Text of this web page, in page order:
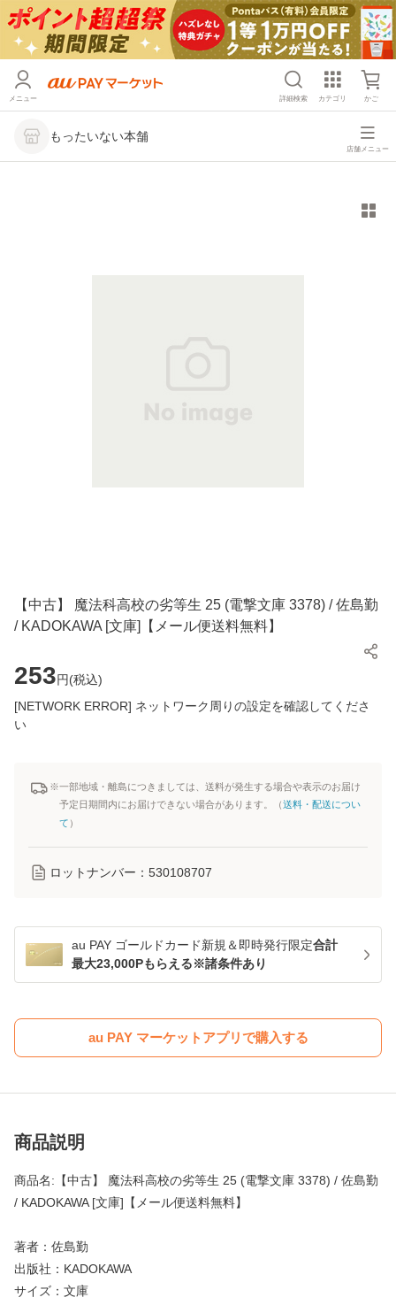
メニュー 詳細検索 カテゴリ かご
もったいない本舗
店舗メニュー
【中古】 魔法科高校の劣等生 25 (電撃文庫 3378) / 佐島勤
/ KADOKAWA [文庫]【メール便送料無料】
253円(税込)
[NETWORK ERROR] ネットワーク周りの設定を確認してくださ
い
※一部地域・離島につきましては、送料が発生する場合や表示のお届け
予定日期間内にお届けできない場合があります。（送料・配送につい
て ）
ロットナンバー： 530108707
au PAY ゴールドカード新規＆即時発行限定合計
最大23,000Pもらえる※諸条件あり
au PAY マーケットアプリで購入する
商品説明
商品名:【中古】 魔法科高校の劣等生 25 (電撃文庫 3378) / 佐島勤
/ KADOKAWA [文庫]【メール便送料無料】
著者：佐島勤
出版社：KADOKAWA
サイズ：文庫